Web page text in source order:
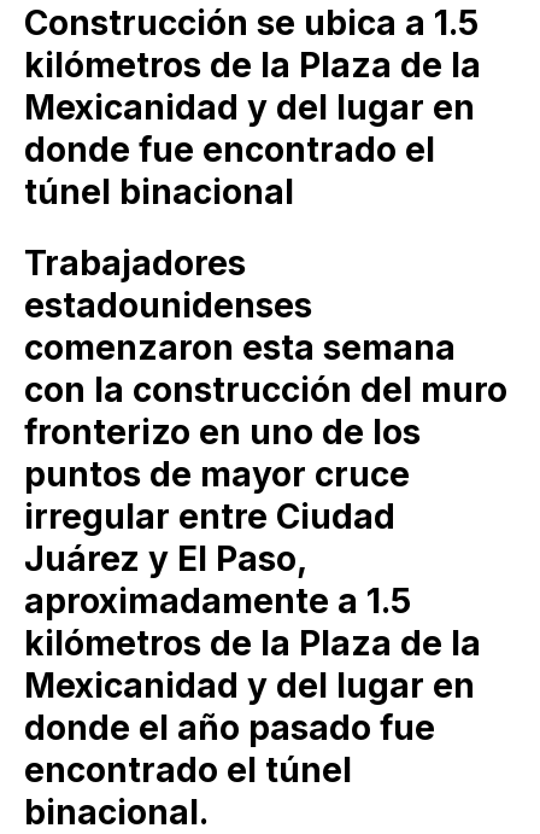
Construcción se ubica a 1.5
kilómetros de la Plaza de la
Mexicanidad y del lugar en
donde fue encontrado el
túnel binacional
Trabajadores
estadounidenses
comenzaron esta semana
con la construcción del muro
fronterizo en uno de los
puntos de mayor cruce
irregular entre Ciudad
Juárez y El Paso,
aproximadamente a 1.5
kilómetros de la Plaza de la
Mexicanidad y del lugar en
donde el año pasado fue
encontrado el túnel
binacional.